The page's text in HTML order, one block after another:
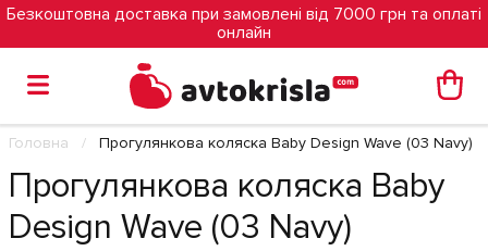
Безкоштовна доставка при замовлені від 7000 грн та оплаті
онлайн
Головна Прогулянкова коляска Baby Design Wave (03 Navy)
Прогулянкова коляска Baby
Design Wave (03 Navy)